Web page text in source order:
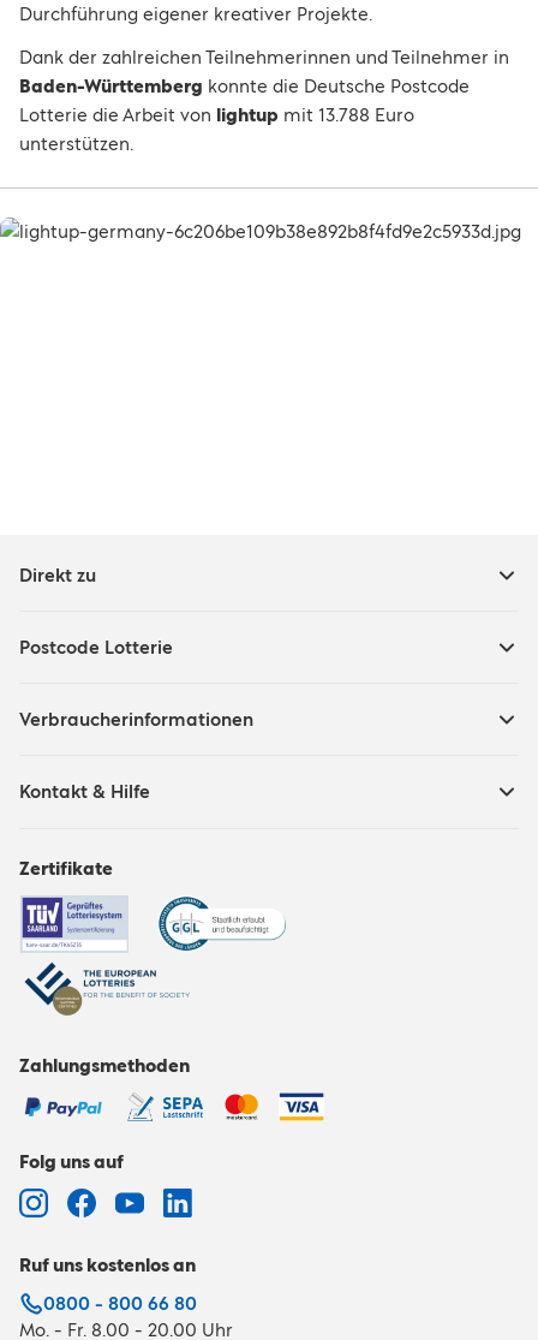
Durchführung eigener kreativer Projekte.
Dank der zahlreichen Teilnehmerinnen und Teilnehmer in
Baden-Württemberg konnte die Deutsche Postcode
Lotterie die Arbeit von lightup mit 13.788 Euro
unterstützen.
Direkt zu
Postcode Lotterie
Verbraucherinformationen
Kontakt & Hilfe
Zertifikate
Zahlungsmethoden
Folg uns auf
Ruf uns kostenlos an
0800 - 800 66 80
Mo. - Fr. 8.00 - 20.00 Uhr